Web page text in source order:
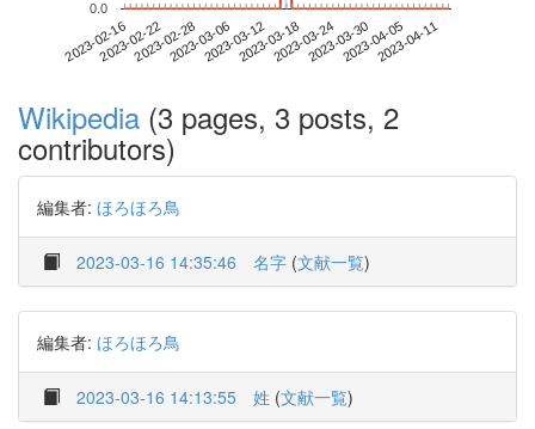
2023-02-162023-02-222023-02-282023-03-062023-03-122023-03-182023-03-242023-03-302023-04-052023-04-11
0.0
Wikipedia (3 pages, 3 posts, 2
contributors)
編集者: ほろほろ鳥
2023-03-16 14:35:46 名字 (文献一覧)
編集者: ほろほろ鳥
2023-03-16 14:13:55 姓 (文献一覧)